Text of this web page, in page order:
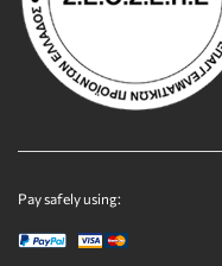
Pay safely using: